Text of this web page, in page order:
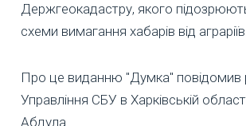
Держгеокадастру, якого підозрюють
схеми вимагання хабарів від
Про це виданню "Думка" повідомив
Управління СБУ в Харківській
Абдула.